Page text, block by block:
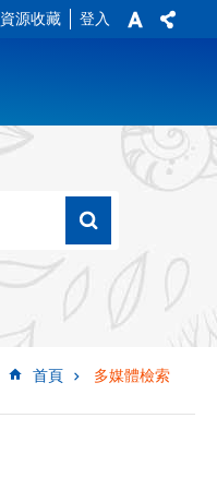
資源收藏 登入
首頁 多媒體檢索